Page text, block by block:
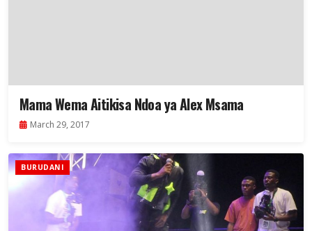
Mama Wema Aitikisa Ndoa ya Alex Msama
March 29, 2017
BURUDANI